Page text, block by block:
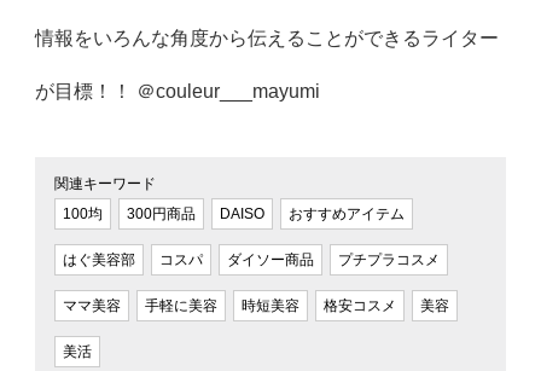
情報をいろんな角度から伝えることができるライター
が目標！！ ＠couleur___mayumi
関連キーワード
100均
300円商品 DAISO おすすめアイテム
はぐ美容部 コスパ ダイソー商品 プチプラコスメ
ママ美容 手軽に美容 時短美容 格安コスメ 美容
美活